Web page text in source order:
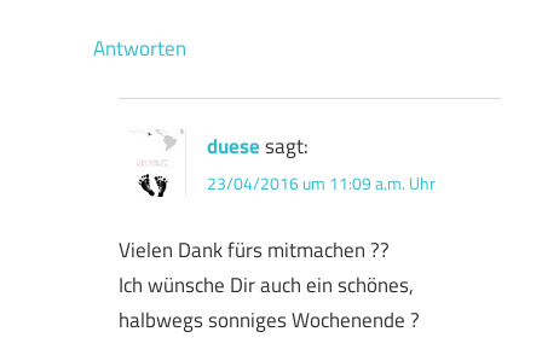
Antworten
duesesagt:
23/04/2016 um 11:09 a.m. Uhr
Vielen Dank fürs mitmachen ??
Ich wünsche Dir auch ein schönes,
halbwegs sonniges Wochenende ?